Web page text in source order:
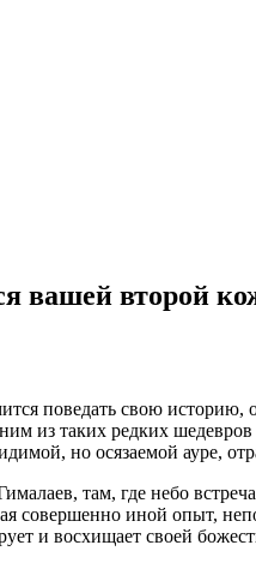
вашей второй
поведать свою историю,
из таких редких
но осязаемой ауре,
там, где небо
совершенно иной опыт,
и восхищает своей